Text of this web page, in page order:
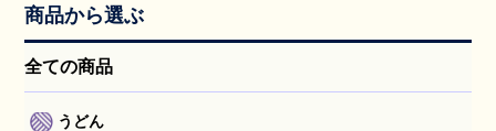
商品から選ぶ
全ての商品
うどん